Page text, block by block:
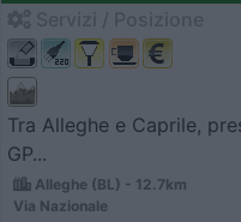
Tra Alleghe e Caprile,
GP...
Alleghe (BL) - 12.7km
Via Nazionale